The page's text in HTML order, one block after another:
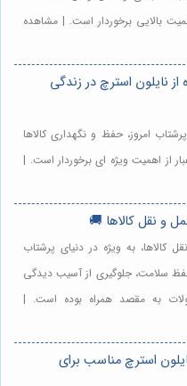
بالایی برخوردار است. | مشاهده
از نایلون استرچ در زندگی
امروز، حفظ و نگهداری کالاها
از اهمیت ویژه ای برخوردار است. |
کالاها، به ویژه در دنیای پرشتاب
سلامت، جلوگیری از آسیب دیدگی
به مقصد همراه بوده است. |
نایلون استرچ مناسب برای